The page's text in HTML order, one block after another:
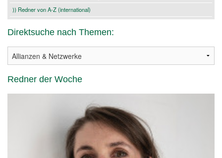
⟩⟩ Redner von A-Z (international)
Direktsuche nach Themen:
Redner der Woche